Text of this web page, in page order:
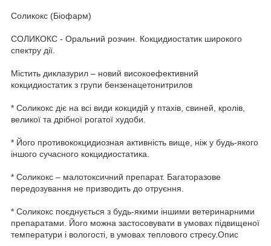
Соликокс (Біофарм)
СОЛИКОКС - Оральний розчин. Кокцидиостатик широкого
спектру дії.
Містить диклазурил – новий високоефективний
кокцидиостатик з групи бензенацетонитрилов
* Соликокс діє на всі види кокцидій у птахів, свиней, кролів,
великої та дрібної рогатої худоби.
* Його противококцидиозная активність вище, ніж у будь-якого
іншого сучасного кокцидиостатика.
* Соликокс – малотоксичний препарат. Багаторазове
передозування не призводить до отруєння.
* Соликокс поєднується з будь-якими іншими ветеринарними
препаратами. Його можна застосовувати в умовах підвищеної
температури і вологості, в умовах теплового стресу.Опис